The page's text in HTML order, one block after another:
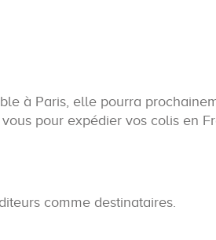
à Paris, elle pourra
pour expédier vos colis en
comme destinataires.